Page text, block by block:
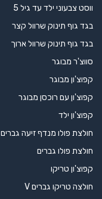
ווסט צבעוני ילד עד גיל 5
בגד גוף תינוק שרוול קצר
בגד גוף תינוק שרוול ארוך
סווצ'ר מבוגר
קפוצ'ון מבוגר
קפוצ'ון עם רוכסן מבוגר
קפוצ'ון ילד
חולצת פולו מנדף זיעה גברים
חולצת פולו גברים
קפוצ'ון טריקו
חולצה טריקו גברים V